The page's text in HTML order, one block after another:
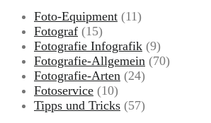
Foto-Equipment (11)
Fotograf (15)
Fotografie Infografik (9)
Fotografie-Allgemein (70)
Fotografie-Arten (24)
Fotoservice (10)
Tipps und Tricks (57)